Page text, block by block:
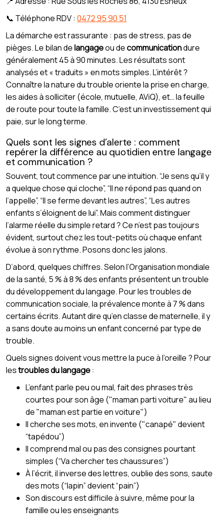
📞 Téléphone RDV : 0472 95 90 51
La démarche est rassurante : pas de stress, pas de
pièges. Le bilan delangageou decommunicationdure
généralement 45 à 90 minutes. Les résultats sont
analysés et « traduits » en mots simples. L’intérêt ?
Connaître la nature du trouble oriente la prise en charge,
les aides à solliciter (école, mutuelle, AViQ), et… la feuille
de route pour toute la famille. C’est un investissement qui
paie, sur le long terme.
Quels sont les signes d’alerte : comment
repérer la différence au quotidien entre langage
et communication ?
Souvent, tout commence par une intuition. “Je sens qu’il y
a quelque chose qui cloche”, “Il ne répond pas quand on
l’appelle”, “Il se ferme devant les autres”, “Les autres
enfants s’éloignent de lui”. Mais comment distinguer
l’alarme réelle du simple retard ? Ce n’est pas toujours
évident, surtout chez les tout-petits où chaque enfant
évolue à son rythme. Posons donc les jalons.
D’abord, quelques chiffres. Selon l’Organisation mondiale
de la santé, 5 % à 8 % des enfants présentent un trouble
du développement du langage. Pour les troubles de
communication sociale, la prévalence monte à 7 % dans
certains écrits. Autant dire qu’en classe de maternelle, il y
a sans doute au moins un enfant concerné par type de
trouble.
Quels signes doivent vous mettre la puce à l’oreille ? Pour
lestroubles du langage:
L’enfant parle peu ou mal, fait des phrases très
courtes pour son âge ("maman parti voiture" au lieu
de "maman est partie en voiture")
Il cherche ses mots, en invente ("canapé" devient
“tapédou”)
Il comprend mal ou pas des consignes pourtant
simples (“Va chercher tes chaussures”)
À l’écrit, il inverse des lettres, oublie des sons, saute
des mots (“lapin” devient “pain”)
Son discours est difficile à suivre, même pour la
famille ou les enseignants